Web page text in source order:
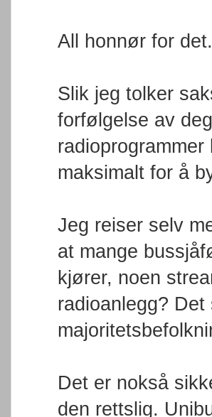
All honnør for det.
Slik jeg tolker
forfølgelse av
maksimalt for å
Jeg reiser selv
at mange
kjører, noen
radioanlegg?
Det er nokså
den rettslig.